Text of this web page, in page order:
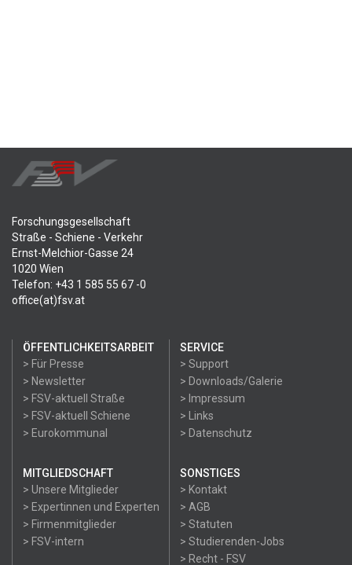
Forschungsgesellschaft
Straße - Schiene - Verkehr
Ernst-Melchior-Gasse 24
1020 Wien
Telefon: +43 1 585 55 67 -0
office(at)fsv.at
ÖFFENTLICHKEITSARBEIT
> Für Presse
> Newsletter
> FSV-aktuell Straße
> FSV-aktuell Schiene
> Eurokommunal
SERVICE
> Support
> Downloads/Galerie
> Impressum
> Links
> Datenschutz
MITGLIEDSCHAFT
> Unsere Mitglieder
> Expertinnen und Experten
> Firmenmitglieder
> FSV-intern
SONSTIGES
> Kontakt
> AGB
> Statuten
> Studierenden-Jobs
> Recht - FSV